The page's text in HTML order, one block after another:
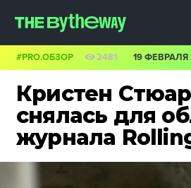
Кристен
снялась для
журнала
#PRO.ОБЗОР 2481 19 ФЕВРАЛЯ
КЕЙСЫ